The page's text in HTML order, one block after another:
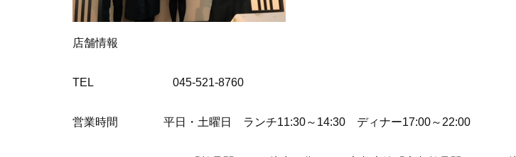
店舗情報
TEL 045-521-8760
営業時間 平日・土曜日 ランチ11:30～14:30 ディナー17:00～22:00